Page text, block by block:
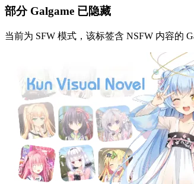
部分 Galgame 已隐藏
当前为 SFW 模式，该标签含 NSFW 内容的